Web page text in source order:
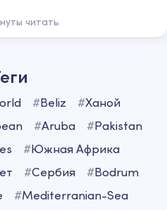
читать
#Beliz #Ханой
#Aruba #Pakistan
#Южная Африка
#Сербия #Bodrum
#Mediterranian-Sea